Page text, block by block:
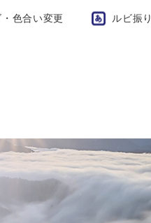
色合い変更 ルビ振り